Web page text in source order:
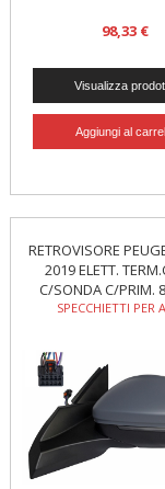
98,33 €
RETROVISORE
2019 ELETT.
C/SONDA C/PRIM.
SPECCHIETTI PER